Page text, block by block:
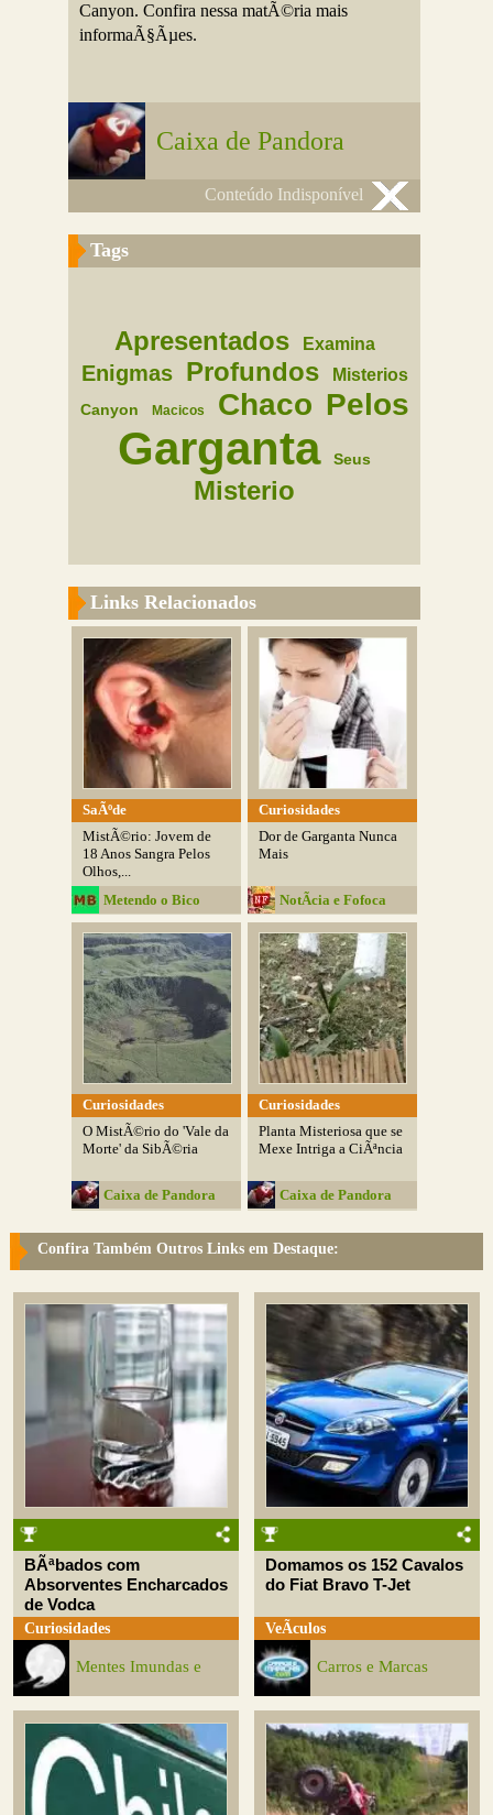
Canyon. Confira nessa matÃ©ria mais
informaÃ§Ãµes.
Caixa de Pandora
Conteúdo Indisponível
Tags
Apresentados Examina
Enigmas Profundos Misterios
Canyon Macicos Chaco Pelos
Garganta Seus
Misterio
Links Relacionados
SaÃºde
MistÃ©rio: Jovem de
18 Anos Sangra Pelos
Olhos,...
Metendo o Bico
Curiosidades
Dor de Garganta Nunca
Mais
NotÃ­cia e Fofoca
Curiosidades
O MistÃ©rio do 'Vale da
Morte' da SibÃ©ria
Caixa de Pandora
Curiosidades
Planta Misteriosa que se
Mexe Intriga a CiÃªncia
Caixa de Pandora
Confira Também Outros Links em Destaque:
BÃªbados com
Absorventes Encharcados
de Vodca
Curiosidades
Mentes Imundas e
Domamos os 152 Cavalos
do Fiat Bravo T-Jet
VeÃ­culos
Carros e Marcas